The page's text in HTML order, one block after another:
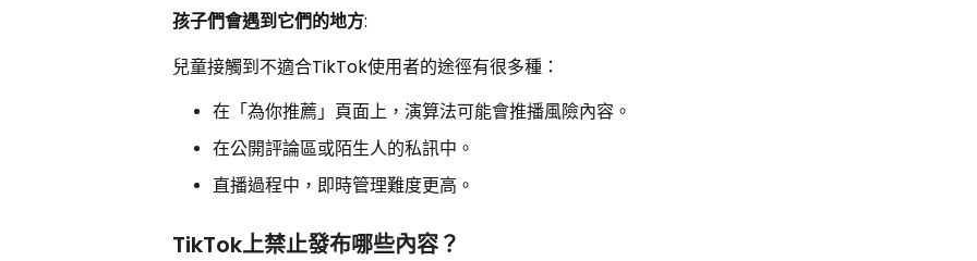
孩子們會遇到它們的地方:
兒童接觸到不適合TikTok使用者的途徑有很多種：
在「為你推薦」頁面上，演算法可能會推播風險內容。
在公開評論區或陌生人的私訊中。
直播過程中，即時管理難度更高。
TikTok上禁止發布哪些內容？